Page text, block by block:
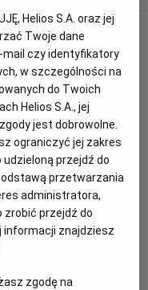
dla Was
cieszyć się
seansami w
czeka na Was
zyskujesz”
biletów są
Helios S.A. oraz jej
Twoje dane
mail czy identyfikatory
w szczególności na
do Twoich
Helios S.A., jej
jest dobrowolne.
ograniczyć jej zakres
przejdź do
przetwarzania
administratora,
zrobić przejdź do
informacji znajdziesz
zgodę na